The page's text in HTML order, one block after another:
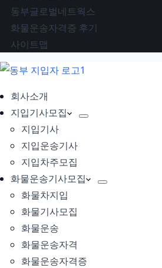
동부글로벌네트웍스
화물운송자격증 후기
사이트맵
회사소개
지입기사모집
지입기사
지입운송기사
지입차주모집
화물운송기사모집
화물차지입
화물기사모집
화물운송
화물운송자격
화물운송자격증